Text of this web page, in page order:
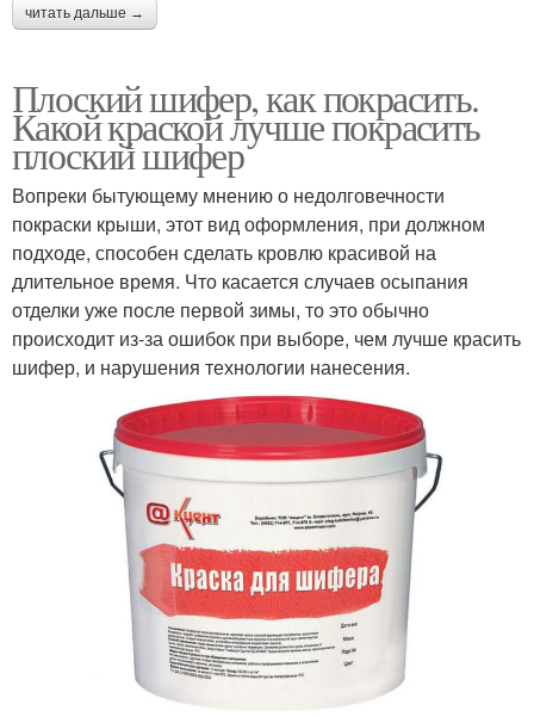
читать дальше →
Плоский шифер, как покрасить.
Какой краской лучше покрасить
плоский шифер
Вопреки бытующему мнению о недолговечности
покраски крыши, этот вид оформления, при должном
подходе, способен сделать кровлю красивой на
длительное время. Что касается случаев осыпания
отделки уже после первой зимы, то это обычно
происходит из-за ошибок при выборе, чем лучше красить
шифер, и нарушения технологии нанесения.